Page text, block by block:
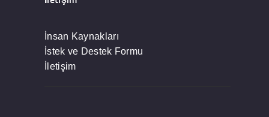
İnsan Kaynakları
İstek ve Destek Formu
İletişim